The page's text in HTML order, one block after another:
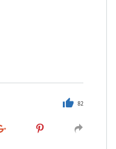
82